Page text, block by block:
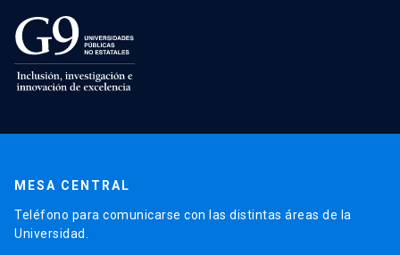
MESA CENTRAL
Teléfono para comunicarse con las distintas áreas de la
Universidad.